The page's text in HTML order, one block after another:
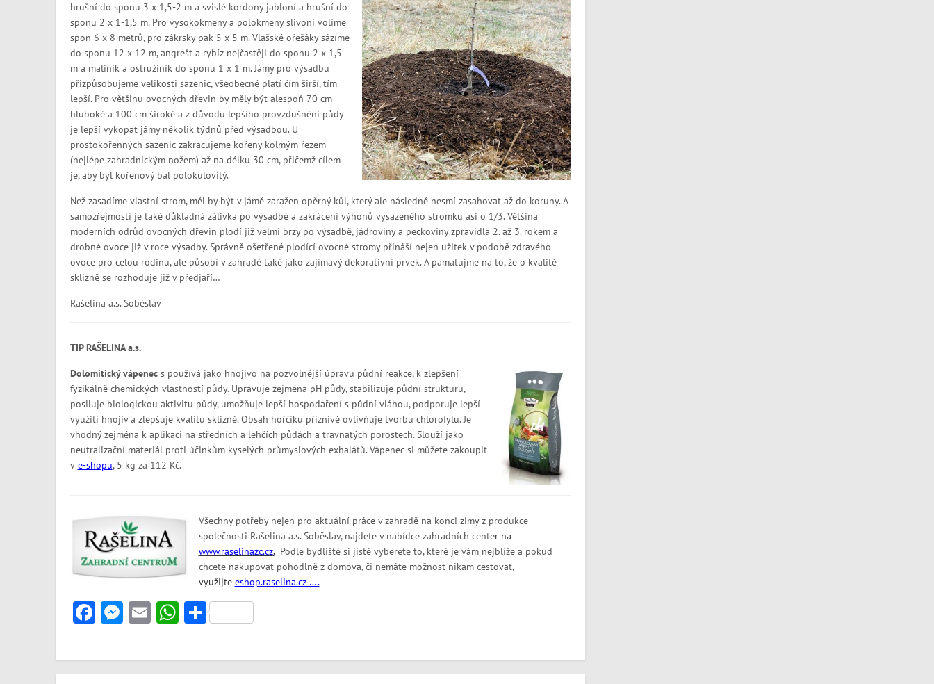
hrušní do sponu 3 x 1,5-2 m a svislé kordony jabloní a hrušní do
sponu 2 x 1-1,5 m. Pro vysokokmeny a polokmeny slivoní volíme
spon 6 x 8 metrů, pro zákrsky pak 5 x 5 m. Vlašské ořešáky sázíme
do sponu 12 x 12 m, angrešt a rybíz nejčastěji do sponu 2 x 1,5
m a maliník a ostružiník do sponu 1 x 1 m. Jámy pro výsadbu
přizpůsobujeme velikosti sazenic, všeobecně platí čím širší, tím
lepší. Pro většinu ovocných dřevin by měly být alespoň 70 cm
hluboké a 100 cm široké a z důvodu lepšího provzdušnění půdy
je lepší vykopat jámy několik týdnů před výsadbou. U
prostokořenných sazenic zakracujeme kořeny kolmým řezem
(nejlépe zahradnickým nožem) až na délku 30 cm, přičemž cílem
je, aby byl kořenový bal polokulovitý.
Než zasadíme vlastní strom, měl by být v jámě zaražen opěrný kůl, který ale následně nesmí zasahovat až do koruny. A
samozřejmostí je také důkladná zálivka po výsadbě a zakrácení výhonů vysazeného stromku asi o 1/3. Většina
moderních odrůd ovocných dřevin plodí již velmi brzy po výsadbě, jádroviny a peckoviny zpravidla 2. až 3. rokem a
drobné ovoce již v roce výsadby. Správně ošetřené plodící ovocné stromy přináší nejen užitek v podobě zdravého
ovoce pro celou rodinu, ale působí v zahradě také jako zajímavý dekorativní prvek. A pamatujme na to, že o kvalitě
sklizně se rozhoduje již v předjaří…
Rašelina a.s. Soběslav
TIP RAŠELINA a.s.
Dolomitický vápenecs používá jako hnojivo na pozvolnější úpravu půdní reakce, k zlepšení
fyzikálně chemických vlastností půdy. Upravuje zejména pH půdy, stabilizuje půdní strukturu,
posiluje biologickou aktivitu půdy, umožňuje lepší hospodaření s půdní vláhou, podporuje lepší
využití hnojiv a zlepšuje kvalitu sklizně. Obsah hořčíku příznivě ovlivňuje tvorbu chlorofylu. Je
vhodný zejména k aplikaci na středních a lehčích půdách a travnatých porostech. Slouží jako
neutralizační materiál proti účinkům kyselých průmyslových exhalátů. Vápenec si můžete zakoupit
v e-shopu, 5 kg za 112 Kč.
Všechny potřeby nejen pro aktuální práce v zahradě na konci zimy z produkce
společnosti Rašelina a.s. Soběslav, najdete v nabídce zahradních center na
www.raselinazc.cz.Podle bydliště si jistě vyberete to, které je vám nejblíže a pokud
chcete nakupovat pohodlně z domova, či nemáte možnost nikam cestovat,
využijte eshop.raselina.cz ….
Facebook
Messenger
EmailWhatsApp
Share